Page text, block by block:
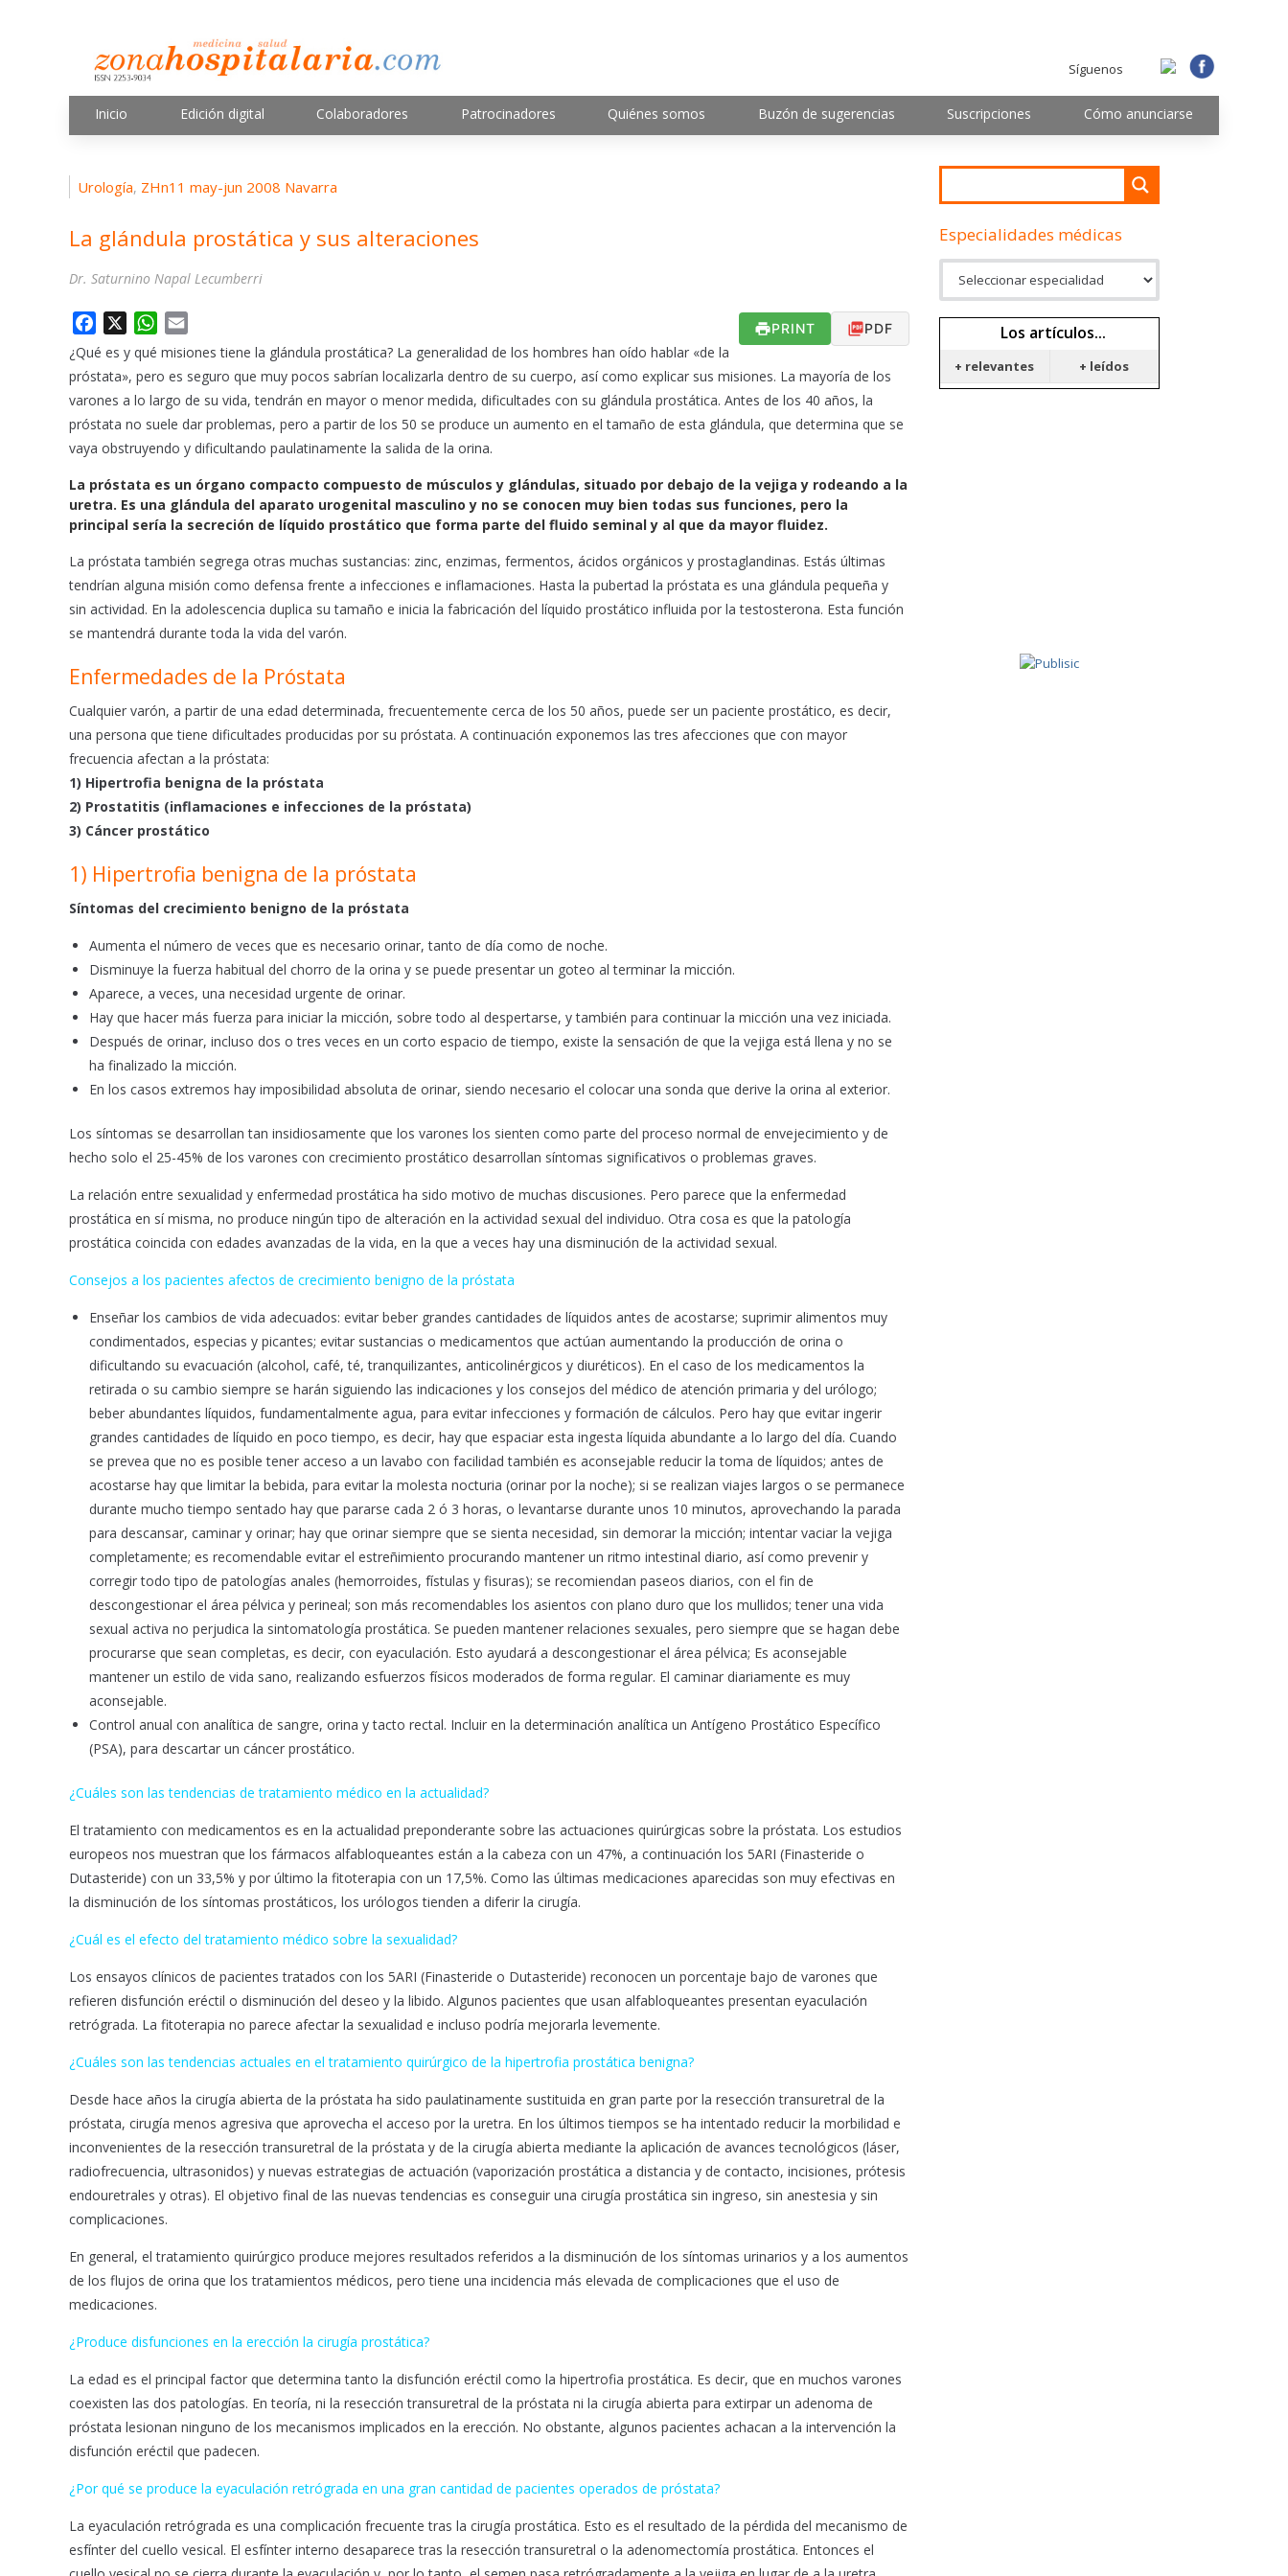
Síguenos
Inicio Edición digital Colaboradores Patrocinadores Quiénes somos Buzón de sugerencias Suscripciones Cómo anunciarse
Urología, ZHn11 may-jun 2008 Navarra
La glándula prostática y sus alteraciones
Dr. Saturnino Napal Lecumberri
a
c
b
k
W
h
a
p
m
a
i
l
PRINT PDF
¿Qué es y qué misiones tiene la glándula prostática? La generalidad de los hombres han oído hablar «de la
próstata», pero es seguro que muy pocos sabrían localizarla dentro de su cuerpo, así como explicar sus misiones. La mayoría de los
varones a lo largo de su vida, tendrán en mayor o menor medida, dificultades con su glándula prostática. Antes de los 40 años, la
próstata no suele dar problemas, pero a partir de los 50 se produce un aumento en el tamaño de esta glándula, que determina que se
vaya obstruyendo y dificultando paulatinamente la salida de la orina.
La próstata es un órgano compacto compuesto de músculos y glándulas, situado por debajo de la vejiga y rodeando a la
uretra. Es una glándula del aparato urogenital masculino y no se conocen muy bien todas sus funciones, pero la
principal sería la secreción de líquido prostático que forma parte del fluido seminal y al que da mayor fluidez.
La próstata también segrega otras muchas sustancias: zinc, enzimas, fermentos, ácidos orgánicos y prostaglandinas. Estás últimas
tendrían alguna misión como defensa frente a infecciones e inflamaciones. Hasta la pubertad la próstata es una glándula pequeña y
sin actividad. En la adolescencia duplica su tamaño e inicia la fabricación del líquido prostático influida por la testosterona. Esta función
se mantendrá durante toda la vida del varón.
Enfermedades de la Próstata
Cualquier varón, a partir de una edad determinada, frecuentemente cerca de los 50 años, puede ser un paciente prostático, es decir,
una persona que tiene dificultades producidas por su próstata. A continuación exponemos las tres afecciones que con mayor
frecuencia afectan a la próstata:
1) Hipertrofia benigna de la próstata
2) Prostatitis (inflamaciones e infecciones de la próstata)
3) Cáncer prostático
1) Hipertrofia benigna de la próstata
Síntomas del crecimiento benigno de la próstata
Aumenta el número de veces que es necesario orinar, tanto de día como de noche.
Disminuye la fuerza habitual del chorro de la orina y se puede presentar un goteo al terminar la micción.
Aparece, a veces, una necesidad urgente de orinar.
Hay que hacer más fuerza para iniciar la micción, sobre todo al despertarse, y también para continuar la micción una vez iniciada.
Después de orinar, incluso dos o tres veces en un corto espacio de tiempo, existe la sensación de que la vejiga está llena y no se
ha finalizado la micción.
En los casos extremos hay imposibilidad absoluta de orinar, siendo necesario el colocar una sonda que derive la orina al exterior.
Los síntomas se desarrollan tan insidiosamente que los varones los sienten como parte del proceso normal de envejecimiento y de
hecho solo el 25-45% de los varones con crecimiento prostático desarrollan síntomas significativos o problemas graves.
La relación entre sexualidad y enfermedad prostática ha sido motivo de muchas discusiones. Pero parece que la enfermedad
prostática en sí misma, no produce ningún tipo de alteración en la actividad sexual del individuo. Otra cosa es que la patología
prostática coincida con edades avanzadas de la vida, en la que a veces hay una disminución de la actividad sexual.
Consejos a los pacientes afectos de crecimiento benigno de la próstata
Enseñar los cambios de vida adecuados: evitar beber grandes cantidades de líquidos antes de acostarse; suprimir alimentos muy
condimentados, especias y picantes; evitar sustancias o medicamentos que actúan aumentando la producción de orina o
dificultando su evacuación (alcohol, café, té, tranquilizantes, anticolinérgicos y diuréticos). En el caso de los medicamentos la
retirada o su cambio siempre se harán siguiendo las indicaciones y los consejos del médico de atención primaria y del urólogo;
beber abundantes líquidos, fundamentalmente agua, para evitar infecciones y formación de cálculos. Pero hay que evitar ingerir
grandes cantidades de líquido en poco tiempo, es decir, hay que espaciar esta ingesta líquida abundante a lo largo del día. Cuando
se prevea que no es posible tener acceso a un lavabo con facilidad también es aconsejable reducir la toma de líquidos; antes de
acostarse hay que limitar la bebida, para evitar la molesta nocturia (orinar por la noche); si se realizan viajes largos o se permanece
durante mucho tiempo sentado hay que pararse cada 2 ó 3 horas, o levantarse durante unos 10 minutos, aprovechando la parada
para descansar, caminar y orinar; hay que orinar siempre que se sienta necesidad, sin demorar la micción; intentar vaciar la vejiga
completamente; es recomendable evitar el estreñimiento procurando mantener un ritmo intestinal diario, así como prevenir y
corregir todo tipo de patologías anales (hemorroides, fístulas y fisuras); se recomiendan paseos diarios, con el fin de
descongestionar el área pélvica y perineal; son más recomendables los asientos con plano duro que los mullidos; tener una vida
sexual activa no perjudica la sintomatología prostática. Se pueden mantener relaciones sexuales, pero siempre que se hagan debe
procurarse que sean completas, es decir, con eyaculación. Esto ayudará a descongestionar el área pélvica; Es aconsejable
mantener un estilo de vida sano, realizando esfuerzos físicos moderados de forma regular. El caminar diariamente es muy
aconsejable.
Control anual con analítica de sangre, orina y tacto rectal. Incluir en la determinación analítica un Antígeno Prostático Específico
(PSA), para descartar un cáncer prostático.
¿Cuáles son las tendencias de tratamiento médico en la actualidad?
El tratamiento con medicamentos es en la actualidad preponderante sobre las actuaciones quirúrgicas sobre la próstata. Los estudios
europeos nos muestran que los fármacos alfabloqueantes están a la cabeza con un 47%, a continuación los 5ARI (Finasteride o
Dutasteride) con un 33,5% y por último la fitoterapia con un 17,5%. Como las últimas medicaciones aparecidas son muy efectivas en
la disminución de los síntomas prostáticos, los urólogos tienden a diferir la cirugía.
¿Cuál es el efecto del tratamiento médico sobre la sexualidad?
Los ensayos clínicos de pacientes tratados con los 5ARI (Finasteride o Dutasteride) reconocen un porcentaje bajo de varones que
refieren disfunción eréctil o disminución del deseo y la libido. Algunos pacientes que usan alfabloqueantes presentan eyaculación
retrógrada. La fitoterapia no parece afectar la sexualidad e incluso podría mejorarla levemente.
¿Cuáles son las tendencias actuales en el tratamiento quirúrgico de la hipertrofia prostática benigna?
Desde hace años la cirugía abierta de la próstata ha sido paulatinamente sustituida en gran parte por la resección transuretral de la
próstata, cirugía menos agresiva que aprovecha el acceso por la uretra. En los últimos tiempos se ha intentado reducir la morbilidad e
inconvenientes de la resección transuretral de la próstata y de la cirugía abierta mediante la aplicación de avances tecnológicos (láser,
radiofrecuencia, ultrasonidos) y nuevas estrategias de actuación (vaporización prostática a distancia y de contacto, incisiones, prótesis
endouretrales y otras). El objetivo final de las nuevas tendencias es conseguir una cirugía prostática sin ingreso, sin anestesia y sin
complicaciones.
En general, el tratamiento quirúrgico produce mejores resultados referidos a la disminución de los síntomas urinarios y a los aumentos
de los flujos de orina que los tratamientos médicos, pero tiene una incidencia más elevada de complicaciones que el uso de
medicaciones.
¿Produce disfunciones en la erección la cirugía prostática?
La edad es el principal factor que determina tanto la disfunción eréctil como la hipertrofia prostática. Es decir, que en muchos varones
coexisten las dos patologías. En teoría, ni la resección transuretral de la próstata ni la cirugía abierta para extirpar un adenoma de
próstata lesionan ninguno de los mecanismos implicados en la erección. No obstante, algunos pacientes achacan a la intervención la
disfunción eréctil que padecen.
¿Por qué se produce la eyaculación retrógrada en una gran cantidad de pacientes operados de próstata?
La eyaculación retrógrada es una complicación frecuente tras la cirugía prostática. Esto es el resultado de la pérdida del mecanismo de
esfínter del cuello vesical. El esfínter interno desaparece tras la resección transuretral o la adenomectomía prostática. Entonces el
Especialidades médicas
Los artículos...
+ relevantes + leídos